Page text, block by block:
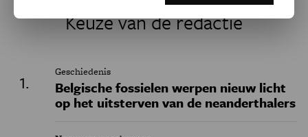
Keuze van de redactie
Geschiedenis
Belgische fossielen werpen nieuw licht
op het uitsterven van de neanderthalers